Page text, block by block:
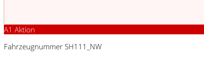
A1 Aktion
Fahrzeugnummer SH111_NW